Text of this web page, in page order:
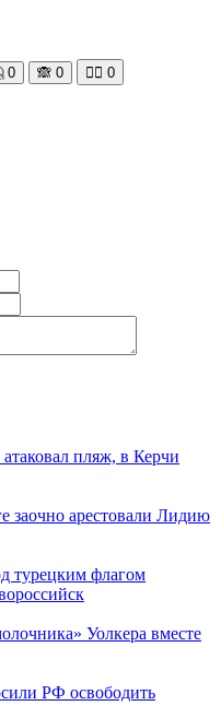
0 🙈 0 🧘‍♀️ 0
пляж, в Керчи
заочно арестовали Лидию
турецким флагом
Уолкера вместе
РФ освободить